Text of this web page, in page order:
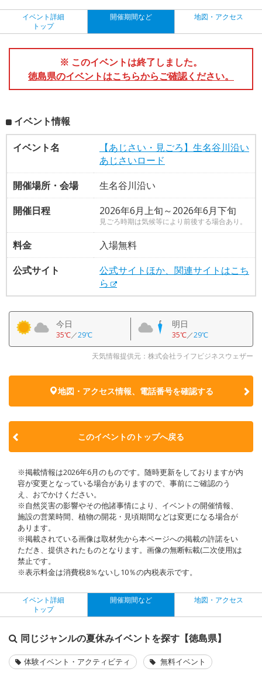
イベント詳細
トップ
開催期間など 地図・アクセス
※ このイベントは終了しました。
徳島県のイベントはこちらからご確認ください。
イベント情報
イベント名
【あじさい・見ごろ】生名谷川沿い
あじさいロード
開催場所・会場
生名谷川沿い
開催日程
2026年6月上旬～2026年6月下旬
見ごろ時期は気候等により前後する場合あり。
料金
入場無料
公式サイト
公式サイトほか、関連サイトはこち
ら
今日
35℃／29℃
明日
35℃／29℃
天気情報提供元：株式会社ライフビジネスウェザー
地図・アクセス情報、電話番号を確認する
このイベントのトップへ戻る
※掲載情報は2026年6月のものです。随時更新をしておりますが内
容が変更となっている場合がありますので、事前にご確認のう
え、おでかけください。
※自然災害の影響やその他諸事情により、イベントの開催情報、
施設の営業時間、植物の開花・見頃期間などは変更になる場合が
あります。
※掲載されている画像は取材先から本ページへの掲載の許諾をい
ただき、提供されたものとなります。画像の無断転載(二次使用)は
禁止です。
※表示料金は消費税8％ないし10％の内税表示です。
イベント詳細
トップ
開催期間など 地図・アクセス
同じジャンルの夏休みイベントを探す【徳島県】
体験イベント・アクティビティ 無料イベント